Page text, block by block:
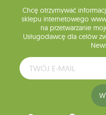
Chcę otrzymywać
sklepu internetowego
na przetwarzanie
Usługodawcę dla celów